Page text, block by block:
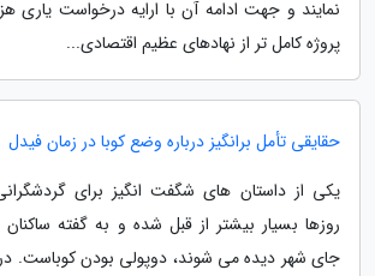
نمایند و جهت ادامه آن با ارایه درخواست یاری
پروژه کامل تر از نهادهای عظیم اقتصادی...
حقایقی تأمل برانگیز درباره وضع کوبا در زمان فیدل
یکی از داستان های شگفت انگیز برای
روزها بسیار بیشتر از قبل شده و به گفته ساکنان
جای شهر دیده می شوند، دوپولی بودن کوباست.